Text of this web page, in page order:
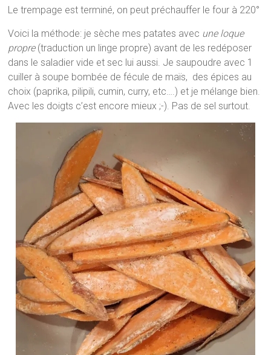
Le trempage est terminé, on peut préchauffer le four à 220°
Voici la méthode: je sèche mes patates avec une loque
propre (traduction un linge propre) avant de les redéposer
dans le saladier vide et sec lui aussi. Je saupoudre avec 1
cuiller à soupe bombée de fécule de maïs, des épices au
choix (paprika, pilipili, cumin, curry, etc….) et je mélange bien.
Avec les doigts c’est encore mieux ;-). Pas de sel surtout.